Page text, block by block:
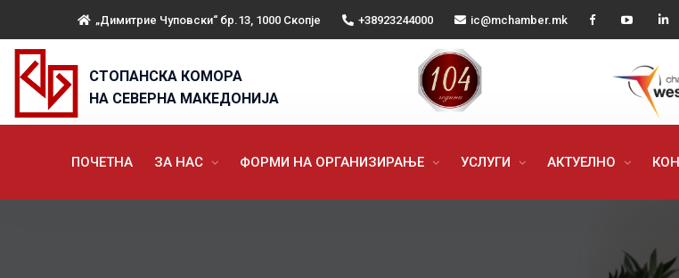
„Димитрие Чуповски“ бр.13, 1000 Скопје +38923244000 ic@mchamber.mk
СТОПАНСКА КОМОРА
НА СЕВЕРНА МАКЕДОНИЈА
ПОЧЕТНА ЗА НАС ФОРМИ НА ОРГАНИЗИРАЊЕ УСЛУГИ АКТУЕЛНО